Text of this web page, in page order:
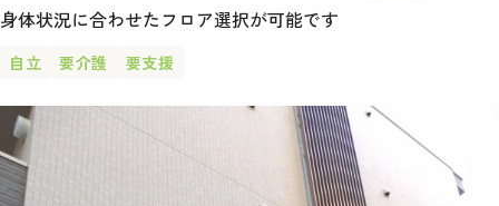
身体状況に合わせたフロア選択が可能です
自立 要介護 要支援